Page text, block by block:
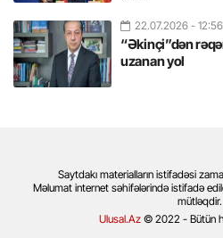
22.07.2026 - 12:56
“Əkinçi”dən
uzanan yol
Saytdakı materialların istifadəsi
Məlumat internet səhifələrində istifadə
mütləqdir.
Ulusal.Az © 2022 - Bütün